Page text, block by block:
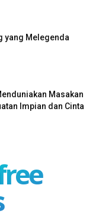
yang Melegenda
Masakan
Impian dan Cinta